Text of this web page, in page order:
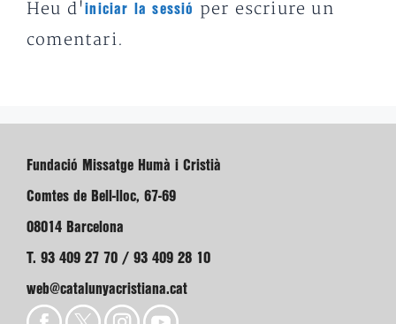
Heu d'iniciar la sessió
per escriure un
comentari.
Fundació Missatge Humà i Cristià
Comtes de Bell-lloc, 67-69
08014 Barcelona
T. 93 409 27 70 / 93 409 28 10
web@catalunyacristiana.cat